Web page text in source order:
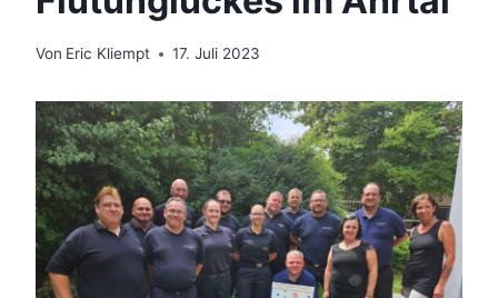
Von Eric Kliempt 17. Juli 2023